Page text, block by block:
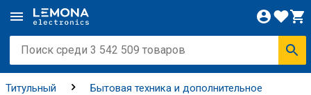
Титульный
Бытовая техника и дополнительное